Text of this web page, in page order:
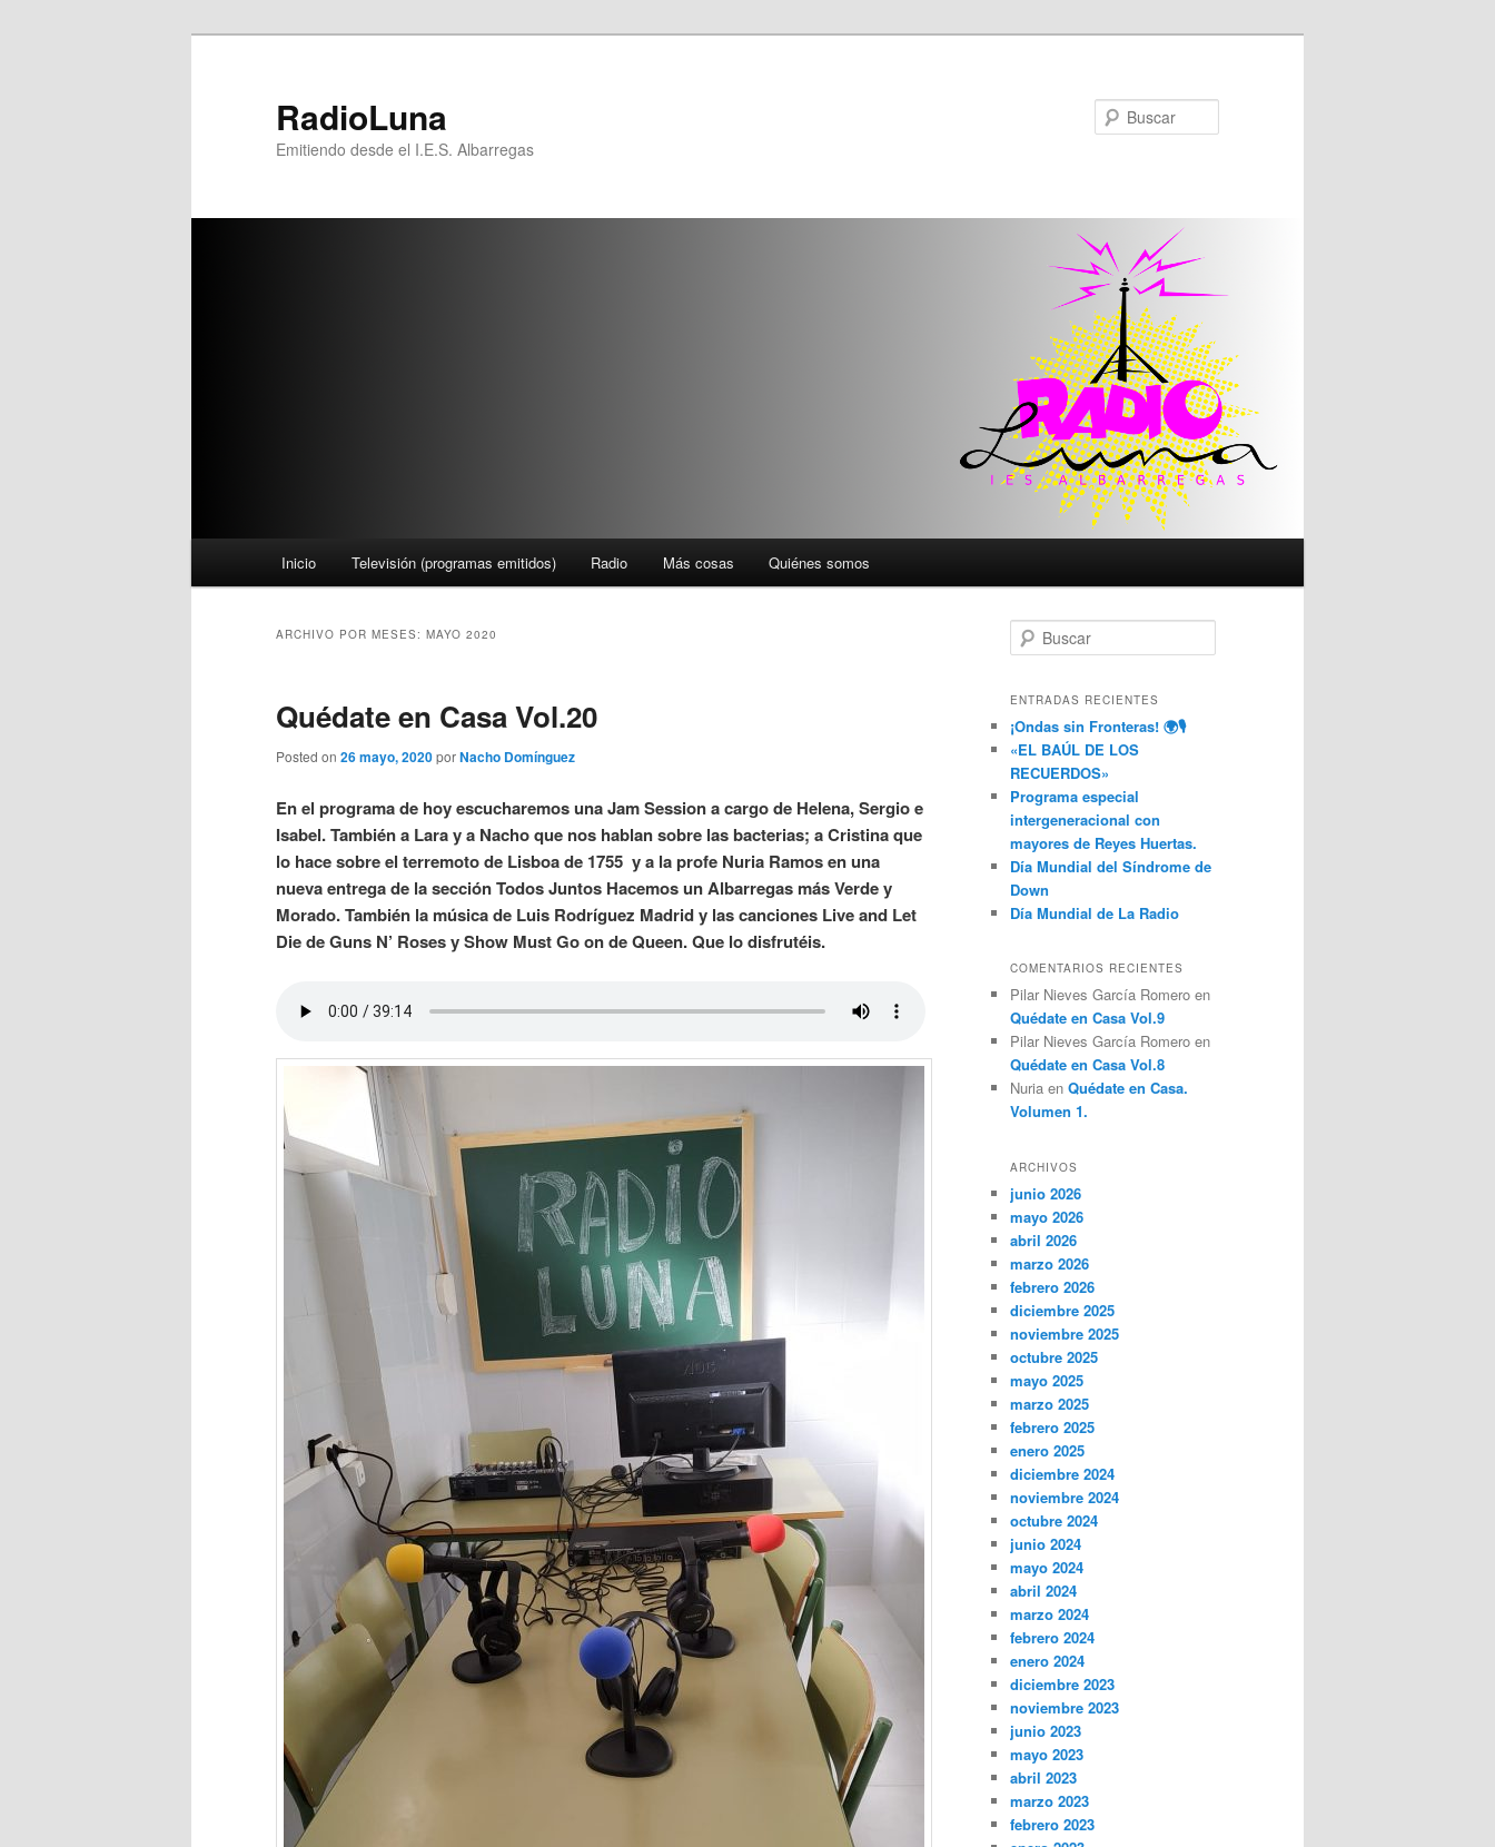
RadioLuna
Emitiendo desde el I.E.S. Albarregas
Inicio Televisión (programas emitidos) Radio Más cosas Quiénes somos
ARCHIVO POR MESES: MAYO 2020
Quédate en Casa Vol.20
Posted on 26 mayo, 2020porNacho Domínguez
En el programa de hoy escucharemos una Jam Session a cargo de Helena, Sergio e
Isabel. También a Lara y a Nacho que nos hablan sobre las bacterias; a Cristina que
lo hace sobre el terremoto de Lisboa de 1755 y a la profe Nuria Ramos en una
nueva entrega de la sección Todos Juntos Hacemos un Albarregas más Verde y
Morado. También la música de Luis Rodríguez Madrid y las canciones Live and Let
Die de Guns N’ Roses y Show Must Go on de Queen. Que lo disfrutéis.
u
c
r
ENTRADAS RECIENTES
¡Ondas sin Fronteras! 🌍🎙️
«EL BAÚL DE LOS
RECUERDOS»
Programa especial
intergeneracional con
mayores de Reyes Huertas.
Día Mundial del Síndrome de
Down
Día Mundial de La Radio
COMENTARIOS RECIENTES
Pilar Nieves García Romero en
Quédate en Casa Vol.9
Pilar Nieves García Romero en
Quédate en Casa Vol.8
Nuria en Quédate en Casa.
Volumen 1.
ARCHIVOS
junio 2026
mayo 2026
abril 2026
marzo 2026
febrero 2026
diciembre 2025
noviembre 2025
octubre 2025
mayo 2025
marzo 2025
febrero 2025
enero 2025
diciembre 2024
noviembre 2024
octubre 2024
junio 2024
mayo 2024
abril 2024
marzo 2024
febrero 2024
enero 2024
diciembre 2023
noviembre 2023
junio 2023
mayo 2023
abril 2023
marzo 2023
febrero 2023